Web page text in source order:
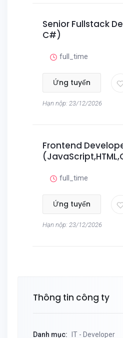
Senior Fullstack
C#)
full_time
Ứng tuyển
Hạn nộp: 23/12/2026
Frontend
full_time
Ứng tuyển
Hạn nộp: 23/12/2026
Thông tin công ty
Danh mục: IT - Developer